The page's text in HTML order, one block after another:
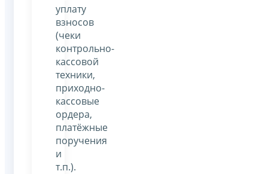
уплату
взносов
(чеки
контрольно-
кассовой
техники,
приходно-
кассовые
ордера,
платёжные
поручения
и
т.п.).